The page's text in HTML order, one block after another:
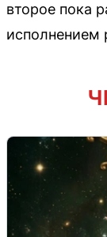
второе пока
исполнением